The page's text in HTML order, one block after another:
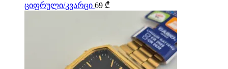
ციფრული/კვარცი 69 ₾